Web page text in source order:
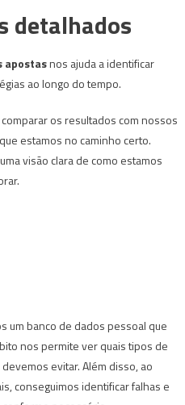
detalhados
apostasnos ajuda a identificar
ao longo do tempo.
os resultados com nossos
estamos no caminho certo.
visão clara de como estamos
um banco de dados pessoal que
nos permite ver quais tipos de
evitar. Além disso, ao
conseguimos identificar falhas e